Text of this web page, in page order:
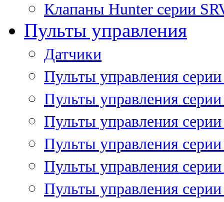
Клапаны Hunter серии
Пульты управления
Датчики
Пульты управления
Пульты управления
Пульты управления
Пульты управления
Пульты управления
Пульты управления